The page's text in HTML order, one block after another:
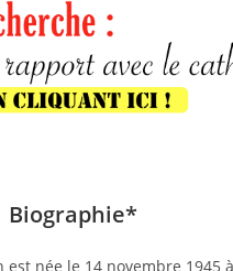
Biographie*
née le 14 novembre 1945